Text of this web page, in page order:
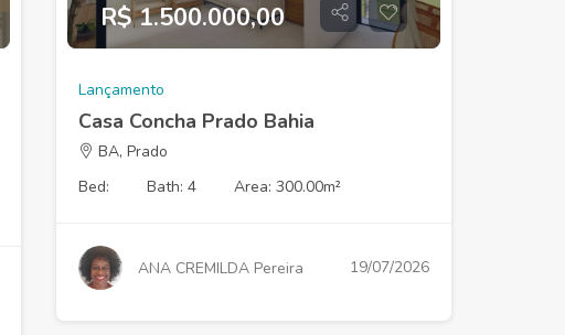
R$ 1.500.000,00
Lançamento
Casa Concha Prado Bahia
BA, Prado
Bed:
Bath: 4 Area: 300.00m²
ANA CREMILDA Pereira 19/07/2026